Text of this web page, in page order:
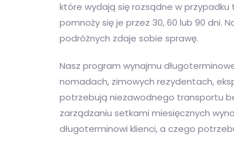
które wydają się rozsądne w
pomnoży się je przez 30, 60 lub 90 dni.
podróżnych zdaje sobie sprawę.
Nasz program wynajmu
nomadach, zimowych rezydentach,
potrzebują niezawodnego transportu
zarządzaniu setkami miesięcznych
długoterminowi klienci, a czego